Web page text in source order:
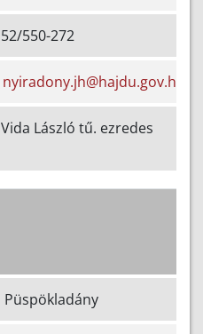
52/550-272
nyiradony.jh@hajdu.gov.hu
Vida László tű. ezredes
Püspökladány